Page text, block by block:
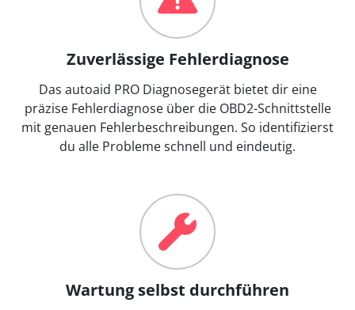
Zuverlässige Fehlerdiagnose
Das autoaid PRO Diagnosegerät bietet dir eine
präzise Fehlerdiagnose über die OBD2-Schnittstelle
mit genauen Fehlerbeschreibungen. So identifizierst
du alle Probleme schnell und eindeutig.
Wartung selbst durchführen